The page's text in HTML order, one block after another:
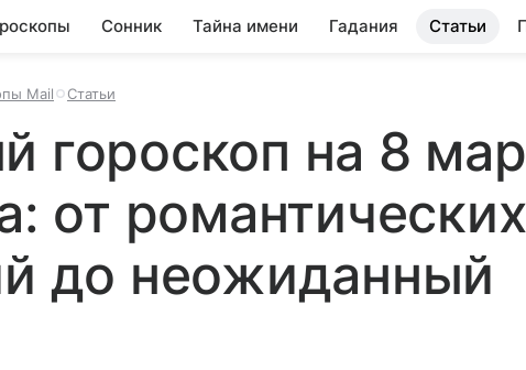
Сонник Тайна имени Гадания Статьи
Mail Статьи
гороскоп на 8
от романтических
до неожиданный